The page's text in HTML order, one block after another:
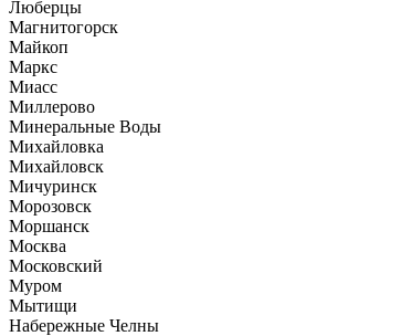
Люберцы
Магнитогорск
Майкоп
Маркс
Миасс
Миллерово
Минеральные Воды
Михайловка
Михайловск
Мичуринск
Морозовск
Моршанск
Москва
Московский
Муром
Мытищи
Набережные Челны